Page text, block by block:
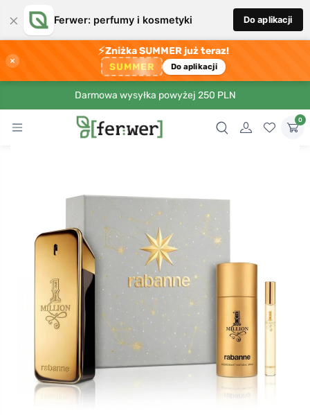
× Ferwer: perfumy i kosmetyki Do aplikacji
×
⚡Zniżka SUMMER już teraz!
SUMMER Do aplikacji
Darmowa wysyłka powyżej 250 PLN
0